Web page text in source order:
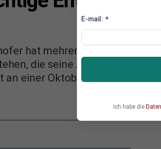
hat mehrere Termine im
die seine Anwesenheit in
einer Oktoberfest-
E-mail: *
Ich habe die